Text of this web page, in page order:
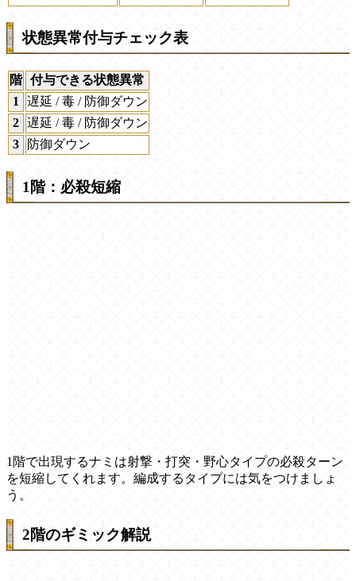
状態異常付与チェック表
階 付与できる状態異常
1
遅延 / 毒 / 防御ダウン
2 遅延 / 毒 / 防御ダウン
3
防御ダウン
1階：必殺短縮
1階で出現するナミは射撃・打突・野心タイプの必殺ターン
を短縮してくれます。編成するタイプには気をつけましょ
う。
2階のギミック解説